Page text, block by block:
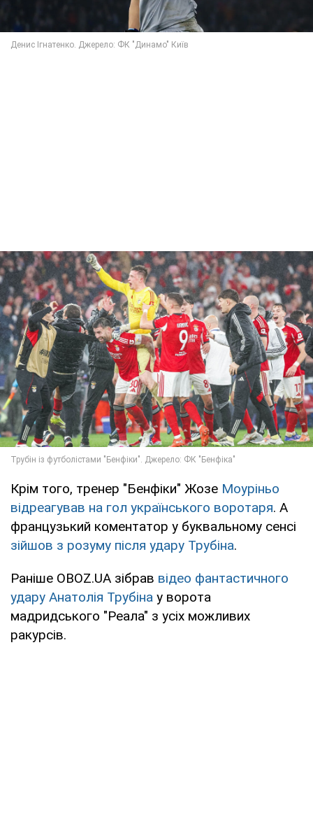
Крім того, тренер "Бенфіки" Жозе Моуріньо
відреагував на гол українського воротаря. А
французький коментатор у буквальному сенсі
зійшов з розуму після удару Трубіна.
Раніше OBOZ.UA зібрав відео фантастичного
удару Анатолія Трубіна у ворота
мадридського "Реала" з усіх можливих
ракурсів.